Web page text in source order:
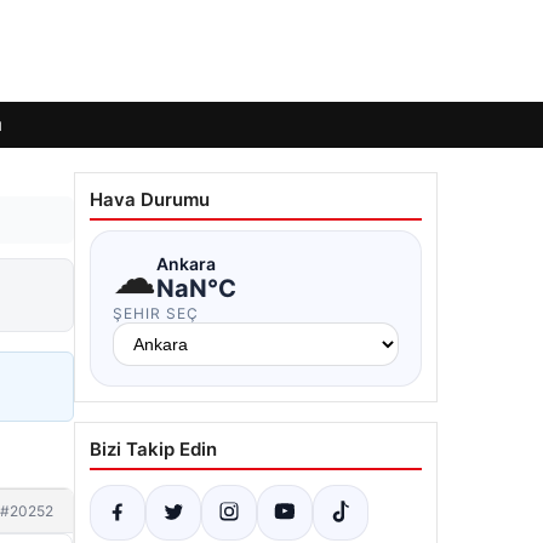
#20252
Hava Durumu
☁Ankara
NaN°C
ŞEHIR SEÇ
Bizi Takip Edin